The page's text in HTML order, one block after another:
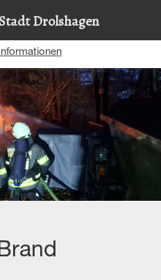
bestmögliche Funktionalität
Drolshagen